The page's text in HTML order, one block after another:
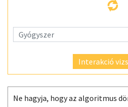
Interakció
Ne hagyja, hogy az algoritmus